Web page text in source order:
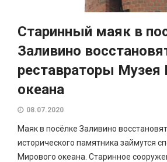
Старинный маяк в
Заливино
реставраторы Музея
океана
08.07.2020
Маяк в посёлке Заливино
исторического памятника займутся
Мирового океана. Старинное